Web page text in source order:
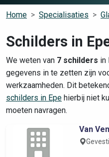
Home Specialisaties
Schilders in
We weten van 7 schilders in
gegevens in te zetten zijn
werkzaamheden. Dit
schilders in Epe hierbij niet
moeten navragen.
Van